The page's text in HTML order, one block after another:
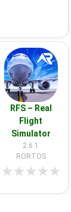
RFS – Real
Flight
Simulator
2.6.1
RORTOS
★★★★★